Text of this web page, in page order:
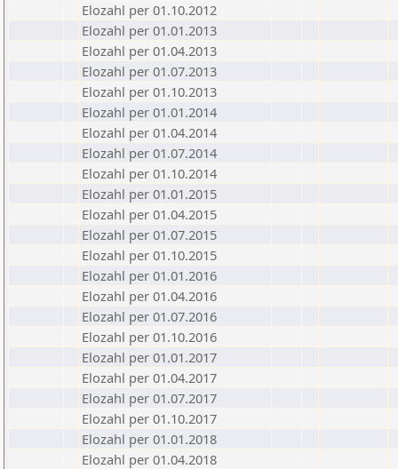
Elozahl per 01.10.2012
Elozahl per 01.01.2013
Elozahl per 01.04.2013
Elozahl per 01.07.2013
Elozahl per 01.10.2013
Elozahl per 01.01.2014
Elozahl per 01.04.2014
Elozahl per 01.07.2014
Elozahl per 01.10.2014
Elozahl per 01.01.2015
Elozahl per 01.04.2015
Elozahl per 01.07.2015
Elozahl per 01.10.2015
Elozahl per 01.01.2016
Elozahl per 01.04.2016
Elozahl per 01.07.2016
Elozahl per 01.10.2016
Elozahl per 01.01.2017
Elozahl per 01.04.2017
Elozahl per 01.07.2017
Elozahl per 01.10.2017
Elozahl per 01.01.2018
Elozahl per 01.04.2018